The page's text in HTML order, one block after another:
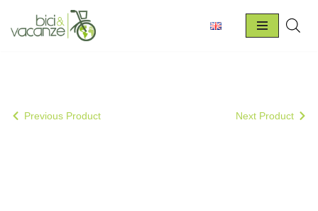
Vai
Previous Product Next Product